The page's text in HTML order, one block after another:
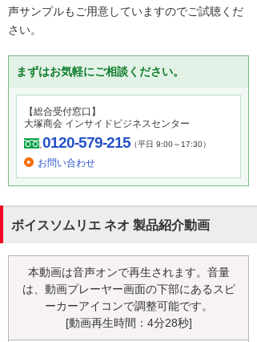
声サンプルもご用意していますのでご試聴くだ
さい。
まずはお気軽にご相談ください。
【総合受付窓口】
大塚商会 インサイドビジネスセンター
0120-579-215（平日 9:00～17:30）
お問い合わせ
ボイスソムリエ ネオ 製品紹介動画
本動画は音声オンで再生されます。音量
は、動画プレーヤー画面の下部にあるスピ
ーカーアイコンで調整可能です。
[動画再生時間：4分28秒]